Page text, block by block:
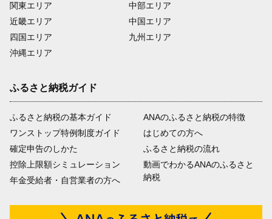
関東エリア
近畿エリア
四国エリア
沖縄エリア
中部エリア
中国エリア
九州エリア
ふるさと納税ガイド
ふるさと納税の基本ガイド
ワンストップ特例制度ガイド
確定申告のしかた
控除上限額シミュレーション
年金受給者・自営業者の方へ
ANAのふるさと納税の特徴
はじめての方へ
ふるさと納税の流れ
動画でわかるANAのふるさと
納税